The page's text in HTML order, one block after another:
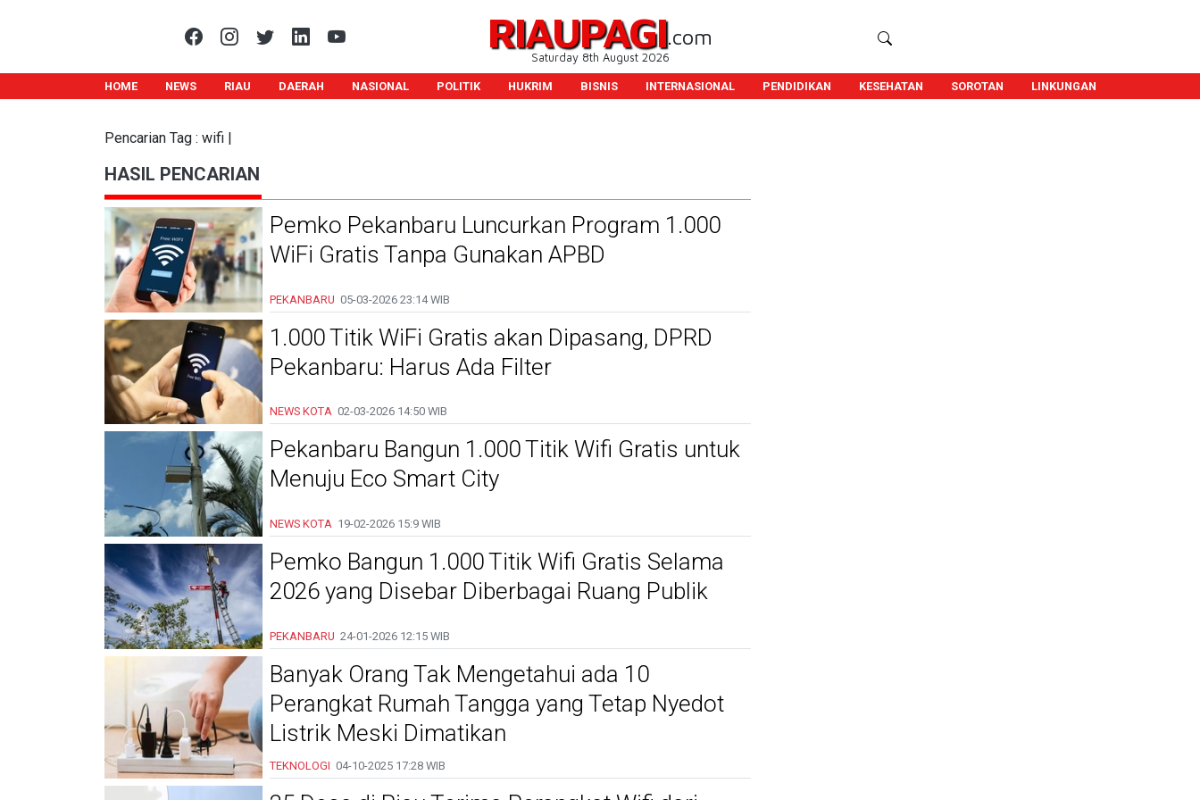
RIAUPAGI.com
Saturday 8th August 2026
HOME NEWS RIAU DAERAH NASIONAL POLITIK HUKRIM BISNIS INTERNASIONAL PENDIDIKAN KESEHATAN SOROTAN LINKUNGAN
Pencarian Tag : wifi |
HASIL PENCARIAN
Pemko Pekanbaru Luncurkan Program 1.000
WiFi Gratis Tanpa Gunakan APBD
PEKANBARU 05-03-2026 23:14 WIB
1.000 Titik WiFi Gratis akan Dipasang, DPRD
Pekanbaru: Harus Ada Filter
NEWS KOTA 02-03-2026 14:50 WIB
Pekanbaru Bangun 1.000 Titik Wifi Gratis untuk
Menuju Eco Smart City
NEWS KOTA 19-02-2026 15:9 WIB
Pemko Bangun 1.000 Titik Wifi Gratis Selama
2026 yang Disebar Diberbagai Ruang Publik
PEKANBARU 24-01-2026 12:15 WIB
Banyak Orang Tak Mengetahui ada 10
Perangkat Rumah Tangga yang Tetap Nyedot
Listrik Meski Dimatikan
TEKNOLOGI 04-10-2025 17:28 WIB